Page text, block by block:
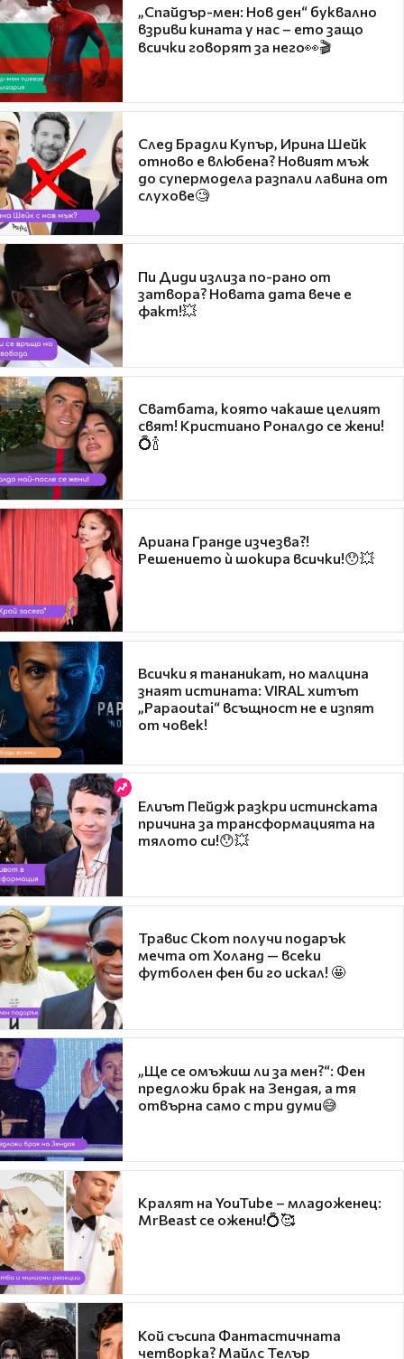
„Спайдър-мен: Нов ден“ буквално
взриви кината у нас – ето защо
всички говорят за него👀🎬
След Брадли Купър, Ирина Шейк
отново е влюбена? Новият мъж
до супермодела разпали лавина от
слухове🧐
Пи Диди излиза по-рано от
затвора? Новата дата вече е
факт!💥
Сватбата, която чакаше целият
свят! Кристиано Роналдо се жени!
💍🍾
Ариана Гранде изчезва?!
Решението ѝ шокира всички!😯💥
Всички я тананикат, но малцина
знаят истината: VIRAL хитът
„Papaoutai“ всъщност не е изпят
от човек!
Елиът Пейдж разкри истинската
причина за трансформацията на
тялото си!😯💥
Травис Скот получи подарък
мечта от Холанд — всеки
футболен фен би го искал! 🤩
„Ще се омъжиш ли за мен?“: Фен
предложи брак на Зендая, а тя
отвърна само с три думи😅
Кралят на YouTube – младоженец:
MrBeast се ожени!💍🥰
Кой съсипа Фантастичната
четворка? Майлс Телър